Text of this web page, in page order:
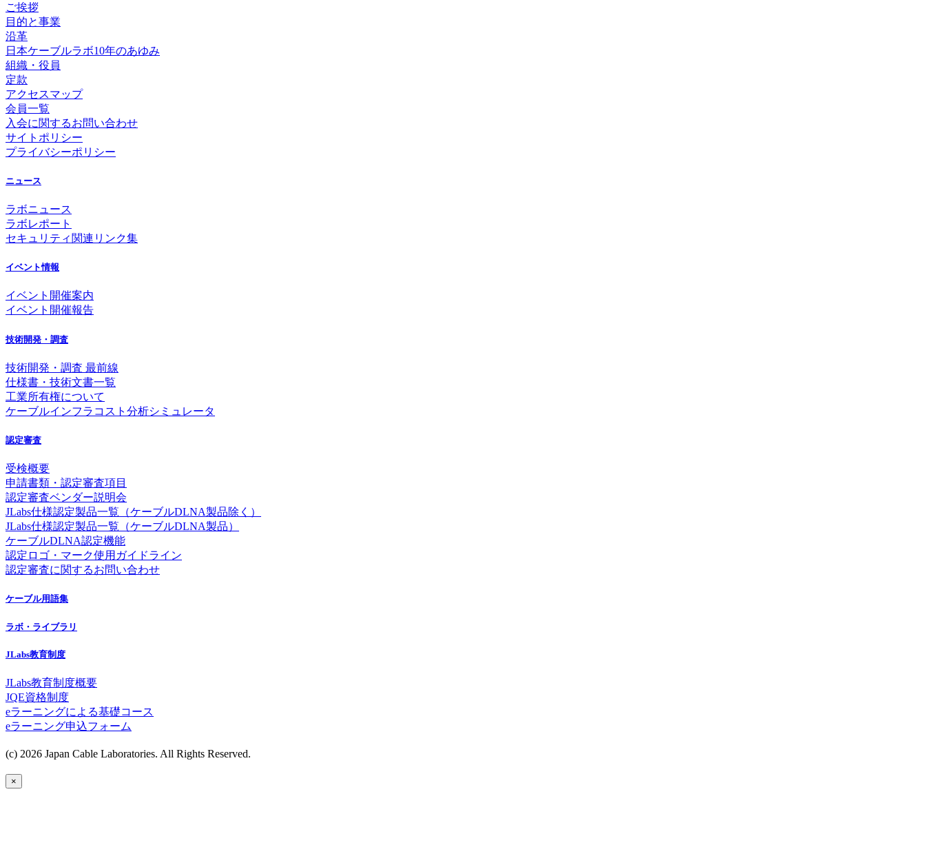
ご挨拶
目的と事業
沿革
日本ケーブルラボ10年のあゆみ
組織・役員
定款
アクセスマップ
会員一覧
入会に関するお問い合わせ
サイトポリシー
プライバシーポリシー
ニュース
ラボニュース
ラボレポート
セキュリティ関連リンク集
イベント情報
イベント開催案内
イベント開催報告
技術開発・調査
技術開発・調査 最前線
仕様書・技術文書一覧
工業所有権について
ケーブルインフラコスト分析シミュレータ
認定審査
受検概要
申請書類・認定審査項目
認定審査ベンダー説明会
JLabs仕様認定製品一覧（ケーブルDLNA製品除く）
JLabs仕様認定製品一覧（ケーブルDLNA製品）
ケーブルDLNA認定機能
認定ロゴ・マーク使用ガイドライン
認定審査に関するお問い合わせ
ケーブル用語集
ラボ・ライブラリ
JLabs教育制度
JLabs教育制度概要
JQE資格制度
eラーニングによる基礎コース
eラーニング申込フォーム
(c) 2026 Japan Cable Laboratories. All Rights Reserved.
×